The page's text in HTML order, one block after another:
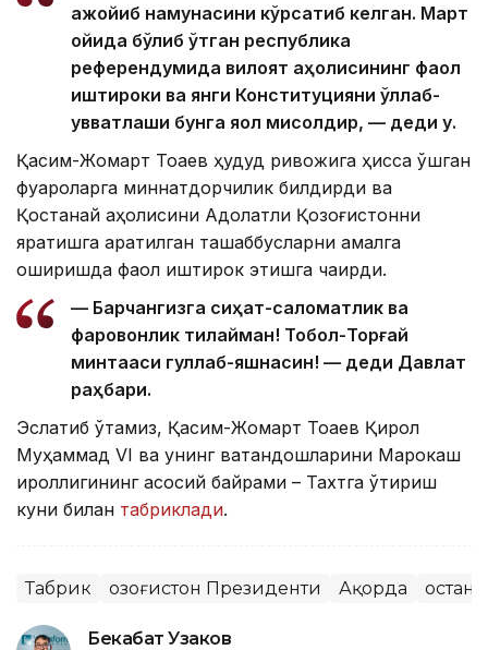
ажойиб намунасини кўрсатиб келган. Март
ойида бўлиб ўтган республика
референдумида вилоят аҳолисининг фаол
иштироки ва янги Конституцияни қўллаб-
қувватлаши бунга яққол мисолдир, — деди у.
Қасим-Жомарт Тоқаев ҳудуд ривожига ҳисса қўшган
фуқароларга миннатдорчилик билдирди ва
Қостанай аҳолисини Адолатли Қозоғистонни
яратишга қаратилган ташаббусларни амалга
оширишда фаол иштирок этишга чақирди.
— Барчангизга сиҳат-саломатлик ва
фаровонлик тилайман! Тобол-Торғай
минтақаси гуллаб-яшнасин! — деди Давлат
раҳбари.
Эслатиб ўтамиз, Қасим-Жомарт Тоқаев Қирол
Муҳаммад VI ва унинг ватандошларини Марокаш
қироллигининг асосий байрами – Тахтга ўтириш
куни билан табриклади.
Табрик Қозоғистон Президенти Ақорда
Бекабат Узаков